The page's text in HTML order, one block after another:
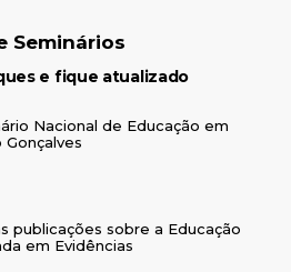
Seminários
e fique atualizado
Nacional de Educação em
publicações sobre a Educação
em Evidências